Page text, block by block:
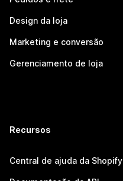
Design da loja
Marketing e conversão
Gerenciamento de loja
Recursos
Central de ajuda da Shopify